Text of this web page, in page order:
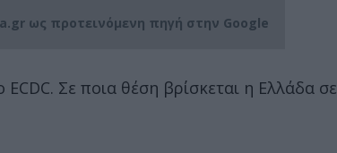
ως προτεινόμενη πηγή στην Google
Σε ποια θέση βρίσκεται η Ελλάδα σε